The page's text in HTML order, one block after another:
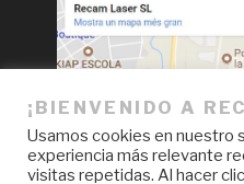
¡BIENVENIDO A
Usamos cookies en nuestro
experiencia más relevante
visitas repetidas. Al hacer